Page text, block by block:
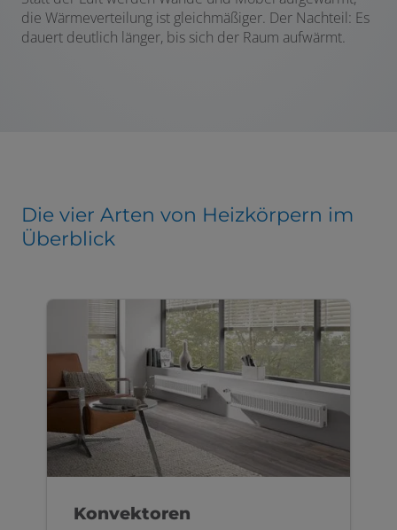
die Wärmeverteilung ist gleichmäßiger. Der Nachteil: Es
dauert deutlich länger, bis sich der Raum aufwärmt.
Die vier Arten von Heizkörpern im
Überblick
Konvektoren